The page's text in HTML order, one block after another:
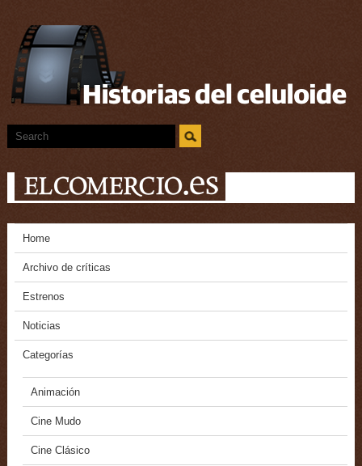
Home
Archivo de críticas
Estrenos
Noticias
Categorías
Animación
Cine Mudo
Cine Clásico